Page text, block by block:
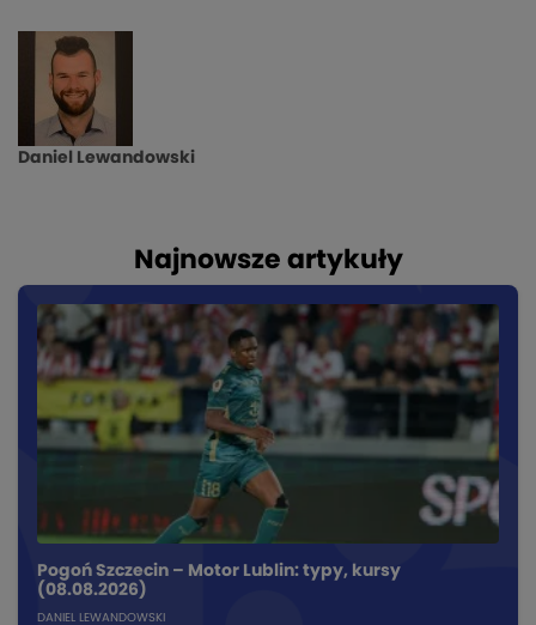
Daniel Lewandowski
Najnowsze artykuły
Pogoń Szczecin – Motor Lublin: typy, kursy
(08.08.2026)
DANIEL LEWANDOWSKI